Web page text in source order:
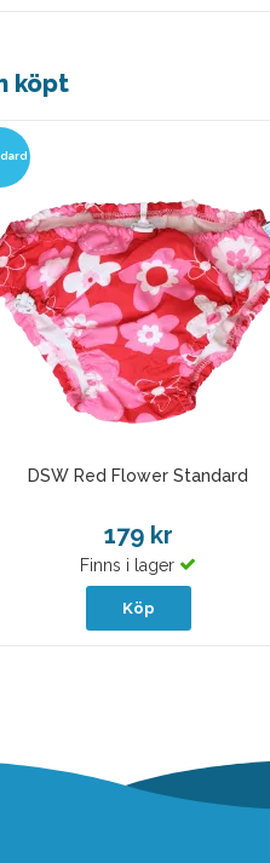
köpt
DSW Red Flower Standard
179 kr
Finns i lager
Köp